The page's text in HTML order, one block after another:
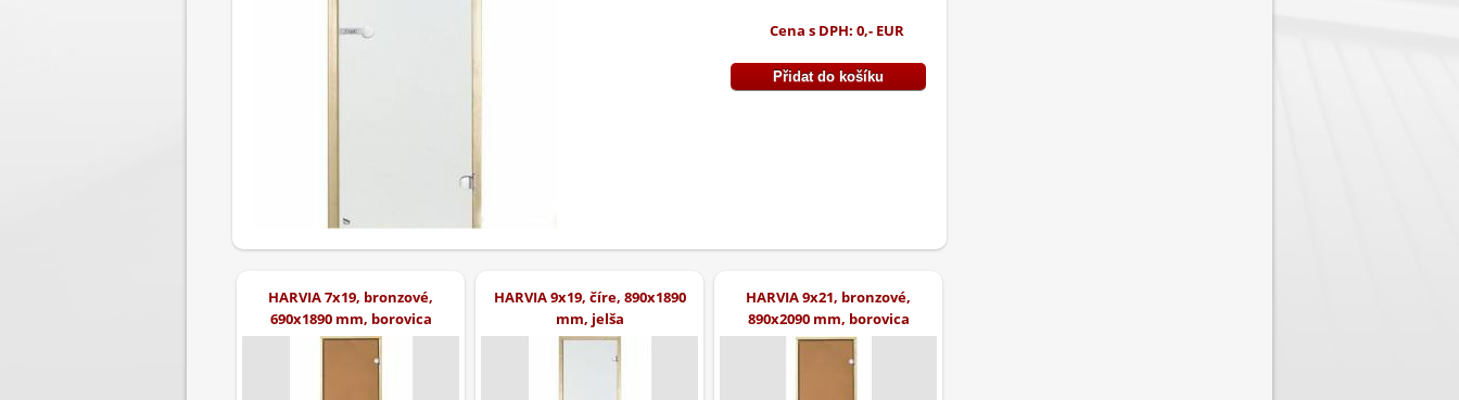
Cena s DPH: 0,- EUR
HARVIA 7x19, bronzové,
690x1890 mm, borovica
HARVIA 9x19, číre, 890x1890
mm, jelša
HARVIA 9x21, bronzové,
890x2090 mm, borovica